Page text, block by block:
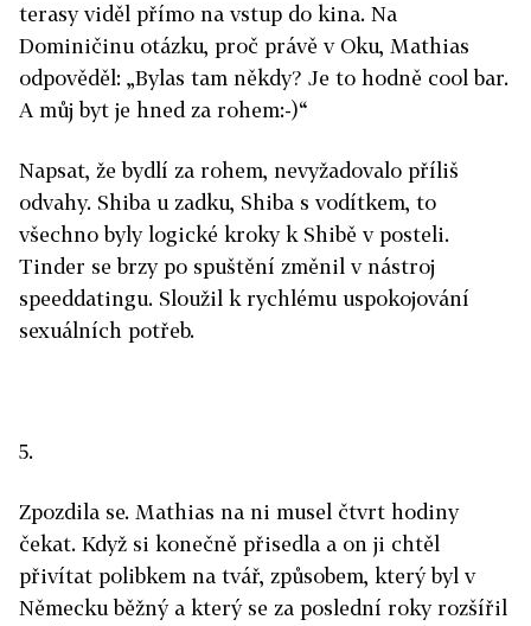
terasy viděl přímo na vstup do kina. Na
Dominičinu otázku, proč právě v Oku, Mathias
odpověděl: „Bylas tam někdy? Je to hodně cool bar.
A můj byt je hned za rohem:-)“
Napsat, že bydlí za rohem, nevyžadovalo příliš
odvahy. Shiba u zadku, Shiba s vodítkem, to
všechno byly logické kroky k Shibě v posteli.
Tinder se brzy po spuštění změnil v nástroj
speeddatingu. Sloužil k rychlému uspokojování
sexuálních potřeb.
5.
Zpozdila se. Mathias na ni musel čtvrt hodiny
čekat. Když si konečně přisedla a on ji chtěl
přivítat polibkem na tvář, způsobem, který byl v
Německu běžný a který se za poslední roky rozšířil